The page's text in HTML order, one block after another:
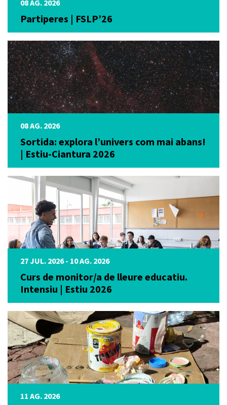
08 AG. 2026
Partiperes | FSLP’26
08 AG. 2026
Sortida: explora l’univers com mai abans!
| Estiu-Ciantura 2026
27 JUL. 2026 - 10 AG. 2026
Curs de monitor/a de lleure educatiu.
Intensiu | Estiu 2026
11 AG. 2026